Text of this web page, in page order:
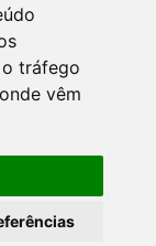
tráfego
vêm
ao carrinho